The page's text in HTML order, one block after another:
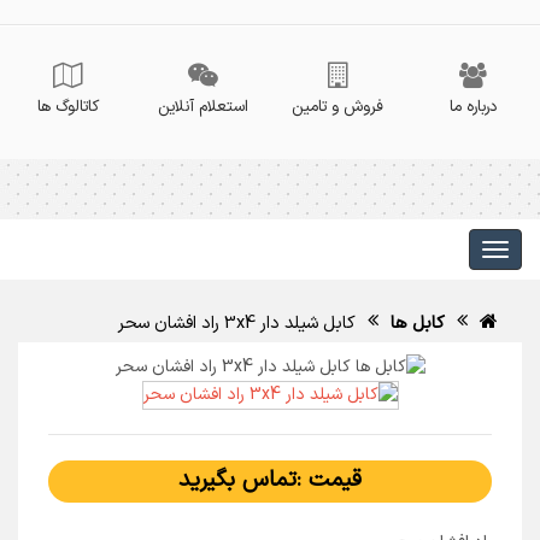
درباره ما فروش و تامین استعلام آنلاین کاتالوگ ها
کابل ها کابل شیلد دار 3x4 راد افشان سحر
قیمت :تماس بگیرید